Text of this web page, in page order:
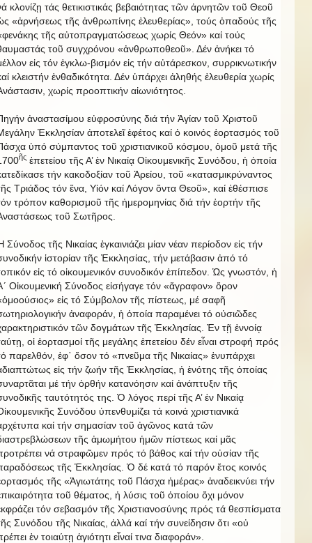
κλονίζῃ τάς θετικιστικάς βεβαιότητας τῶν ἀρνητῶν τοῦ Θεοῦ
«ἀρνήσεως τῆς ἀνθρωπίνης ἐλευθερίας», τούς ὀπαδούς τῆς
τῆς αὐτοπραγματώσεως χωρίς Θεόν» καί τούς
τοῦ συγχρόνου «ἀνθρωποθεοῦ». Δέν ἀνήκει τό
εἰς τόν ἐγκλω-βισμόν εἰς τήν αὐτάρεσκον, συρρικνωτικήν
κλειστήν ἐνθαδικότητα. Δέν ὑπάρχει ἀληθής ἐλευθερία χωρίς
χωρίς προοπτικήν αἰωνιότητος.
ἀναστασίμου εὐφροσύνης διά τήν Ἁγίαν τοῦ Χριστοῦ
Ἐκκλησίαν ἀποτελεῖ ἐφέτος καί ὁ κοινός ἑορτασμός τοῦ
ὑπό σύμπαντος τοῦ χριστιανικοῦ κόσμου, ὁμοῦ μετά τῆς
ῆς ἐπετείου τῆς Α’ ἐν Νικαίᾳ Οἰκουμενικῆς Συνόδου, ἡ ὁποία
τήν κακοδοξίαν τοῦ Ἀρείου, τοῦ «κατασμικρύναντος
Τριάδος τόν ἕνα, Υἱόν καί Λόγον ὄντα Θεοῦ», καί ἐθέσπισε
τρόπον καθορισμοῦ τῆς ἡμερομηνίας διά τήν ἑορτήν τῆς
τοῦ Σωτῆρος.
Σύνοδος τῆς Νικαίας ἐγκαινιάζει μίαν νέαν περίοδον εἰς τήν
ἱστορίαν τῆς Ἐκκλησίας, τήν μετάβασιν ἀπό τό
εἰς τό οἰκουμενικόν συνοδικόν ἐπίπεδον. Ὡς γνωστόν, ἡ
Οἰκουμενική Σύνοδος εἰσήγαγε τόν «ἄγραφον» ὅρον
εἰς τό Σύμβολον τῆς πίστεως, μέ σαφῆ
ἀναφοράν, ἡ ὁποία παραμένει τό οὐσιῶδες
τῶν δογμάτων τῆς Ἐκκλησίας. Ἐν τῇ ἐννοίᾳ
οἱ ἑορτασμοί τῆς μεγάλης ἐπετείου δέν εἶναι στροφή πρός
παρελθόν, ἐφ᾿ ὅσον τό «πνεῦμα τῆς Νικαίας» ἐνυπάρχει
εἰς τήν ζωήν τῆς Ἐκκλησίας, ἡ ἑνότης τῆς ὁποίας
μέ τήν ὀρθήν κατανόησιν καί ἀνάπτυξιν τῆς
ταυτότητός της. Ὁ λόγος περί τῆς Α’ ἐν Νικαίᾳ
Συνόδου ὑπενθυμίζει τά κοινά χριστιανικά
καί τήν σημασίαν τοῦ ἀγῶνος κατά τῶν
τῆς ἀμωμήτου ἡμῶν πίστεως καί μᾶς
νά στραφῶμεν πρός τό βάθος καί τήν οὐσίαν τῆς
τῆς Ἐκκλησίας. Ὁ δέ κατά τό παρόν ἔτος κοινός
τῆς «Ἁγιωτάτης τοῦ Πάσχα ἡμέρας» ἀναδεικνύει τήν
τοῦ θέματος, ἡ λύσις τοῦ ὁποίου ὄχι μόνον
τόν σεβασμόν τῆς Χριστιανοσύνης πρός τά θεσπίσματα
Συνόδου τῆς Νικαίας, ἀλλά καί τήν συνείδησιν ὅτι «οὐ
ἐν τοιαύτῃ ἁγιότητι εἶναί τινα διαφοράν».